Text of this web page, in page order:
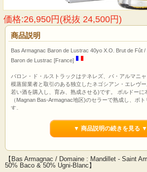
価格:26,950円(税抜 24,500円)
商品説明
Bas Armagnac Baron de Lustrac 40yo X.O. Brut de Fût /
Baron de Lustrac [France]
バロン・ド・ルストラックはテネレズ、バ・アルマニ
模蒸留業者と取引のある独立したネゴシアン・エレヴー
若い酒を購入し、育み、熟成させる)です。 ボルドーに
（Magnan Bas-Armagnac地区)のセラーで熟成し、ボ
す。
▼ 商品説明の続きを見る ▼
【Bas Armagnac / Domaine : Mandillet - Saint
50% Baco & 50% Ugni-Blanc】